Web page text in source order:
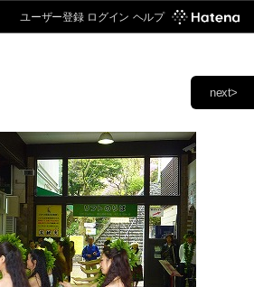
ユーザー登録 ログイン ヘルプ
next>